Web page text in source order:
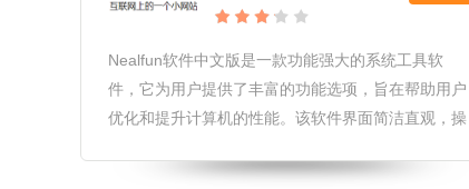
Nealfun软件中文版是一款功能强大的系统工具软
件，它为用户提供了丰富的功能选项，旨在帮助用户
优化和提升计算机的性能。该软件界面简洁直观，操
玩法1.用户可以通过Nealfun软件中文版进行系统清